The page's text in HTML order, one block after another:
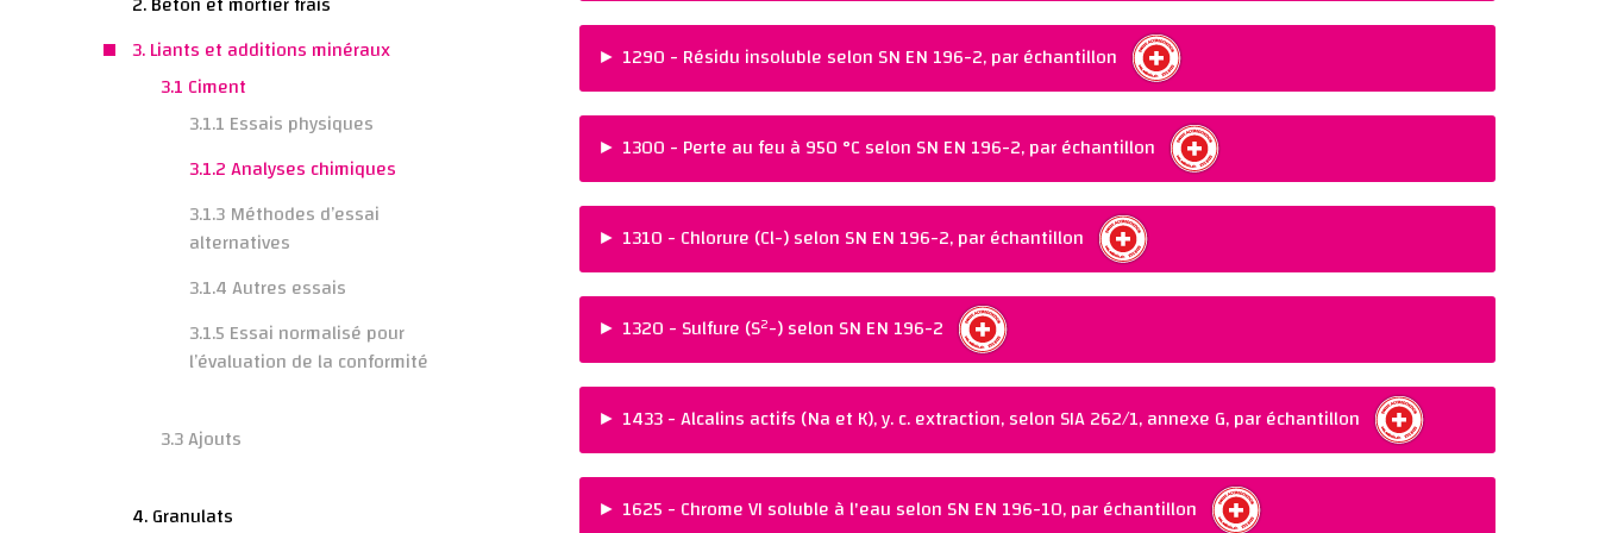
3. Liants et additions minéraux
3.1 Ciment
3.1.1 Essais physiques
3.1.2 Analyses chimiques
3.1.3 Méthodes d’essai
alternatives
3.1.4 Autres essais
3.1.5 Essai normalisé pour
l’évaluation de la conformité
3.3 Ajouts
4. Granulats
Ajouter au panier
PRIX :
NORME :
REMARQUES :
Ajouter au panier
► 1290 - Résidu insoluble selon SN EN 196-2, par échantillon
PRIX :
NORME :
REMARQUES :
Ajouter au panier
► 1300 - Perte au feu à 950 °C selon SN EN 196-2, par échantillon
PRIX :
NORME :
SN EN 196-2
REMARQUES :
Ajouter au panier
► 1310 - Chlorure (Cl-) selon SN EN 196-2, par échantillon
PRIX :
NORME :
SN EN 196-2
REMARQUES :
Ajouter au panier
► 1320 - Sulfure (S²-) selon SN EN 196-2
PRIX :
NORME :
SN EN 196-2
REMARQUES :
Ajouter au panier
► 1433 - Alcalins actifs (Na et K), y. c. extraction, selon SIA 262/1, annexe G, par échantillon
PRIX :
CHF 440.00
NORME :
SIA 262-1 Anhang G
REMARQUES :
► 1625 - Chrome VI soluble à l'eau selon SN EN 196-10, par échantillon